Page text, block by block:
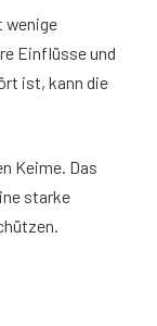
wenige
Einflüsse und
ist, kann die
Keime. Das
starke